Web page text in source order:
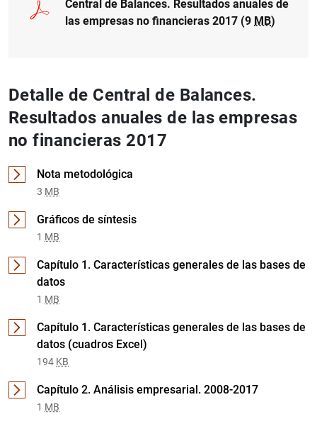
Central de Balances. Resultados anuales de
las empresas no financieras 2017 (9 MB)
Detalle de Central de Balances.
Resultados anuales de las empresas
no financieras 2017
Nota metodológica
3 MB
Gráficos de síntesis
1 MB
Capítulo 1. Características generales de las bases de
datos
1 MB
Capítulo 1. Características generales de las bases de
datos (cuadros Excel)
194 KB
Capítulo 2. Análisis empresarial. 2008-2017
1 MB